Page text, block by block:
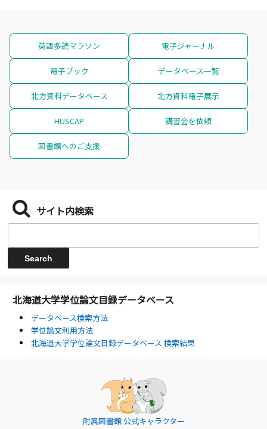
英語多読マラソン 電子ジャーナル
電子ブック データベース一覧
北方資料データベース 北方資料電子展示
HUSCAP 講習会を依頼
図書館へのご支援
サイト内検索
北海道大学学位論文目録データベース
データベース検索方法
学位論文利用方法
北海道大学学位論文目録データベース 検索結果
附属図書館 公式キャラクター